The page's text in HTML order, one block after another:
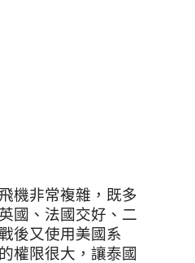
機非常複雜，既多
國、法國交好、二
後又使用美國系
權限很大，讓泰國